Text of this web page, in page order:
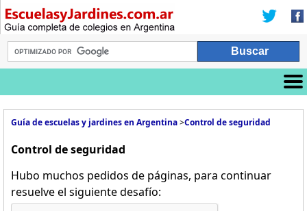
Guía de escuelas y jardines en Argentina>Control de seguridad
Control de seguridad
Hubo muchos pedidos de páginas, para continuar
resuelve el siguiente desafío: